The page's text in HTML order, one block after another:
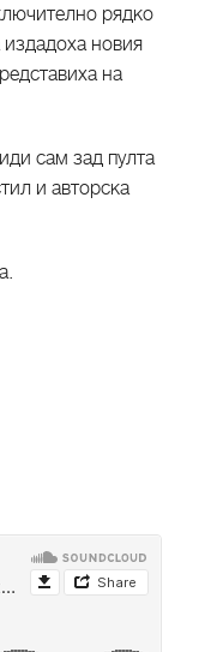
рядко
издадоха новия
на
сам зад пулта
и авторска